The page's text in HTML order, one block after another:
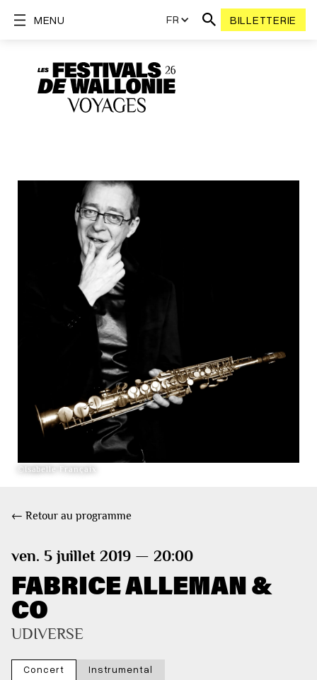
FR BILLETTERIE
MENU
©Isabelle Françaix
← Retour au programme
ven. 5 juillet 2019 — 20:00
FABRICE ALLEMAN &
CO
UDIVERSE
Concert
Instrumental